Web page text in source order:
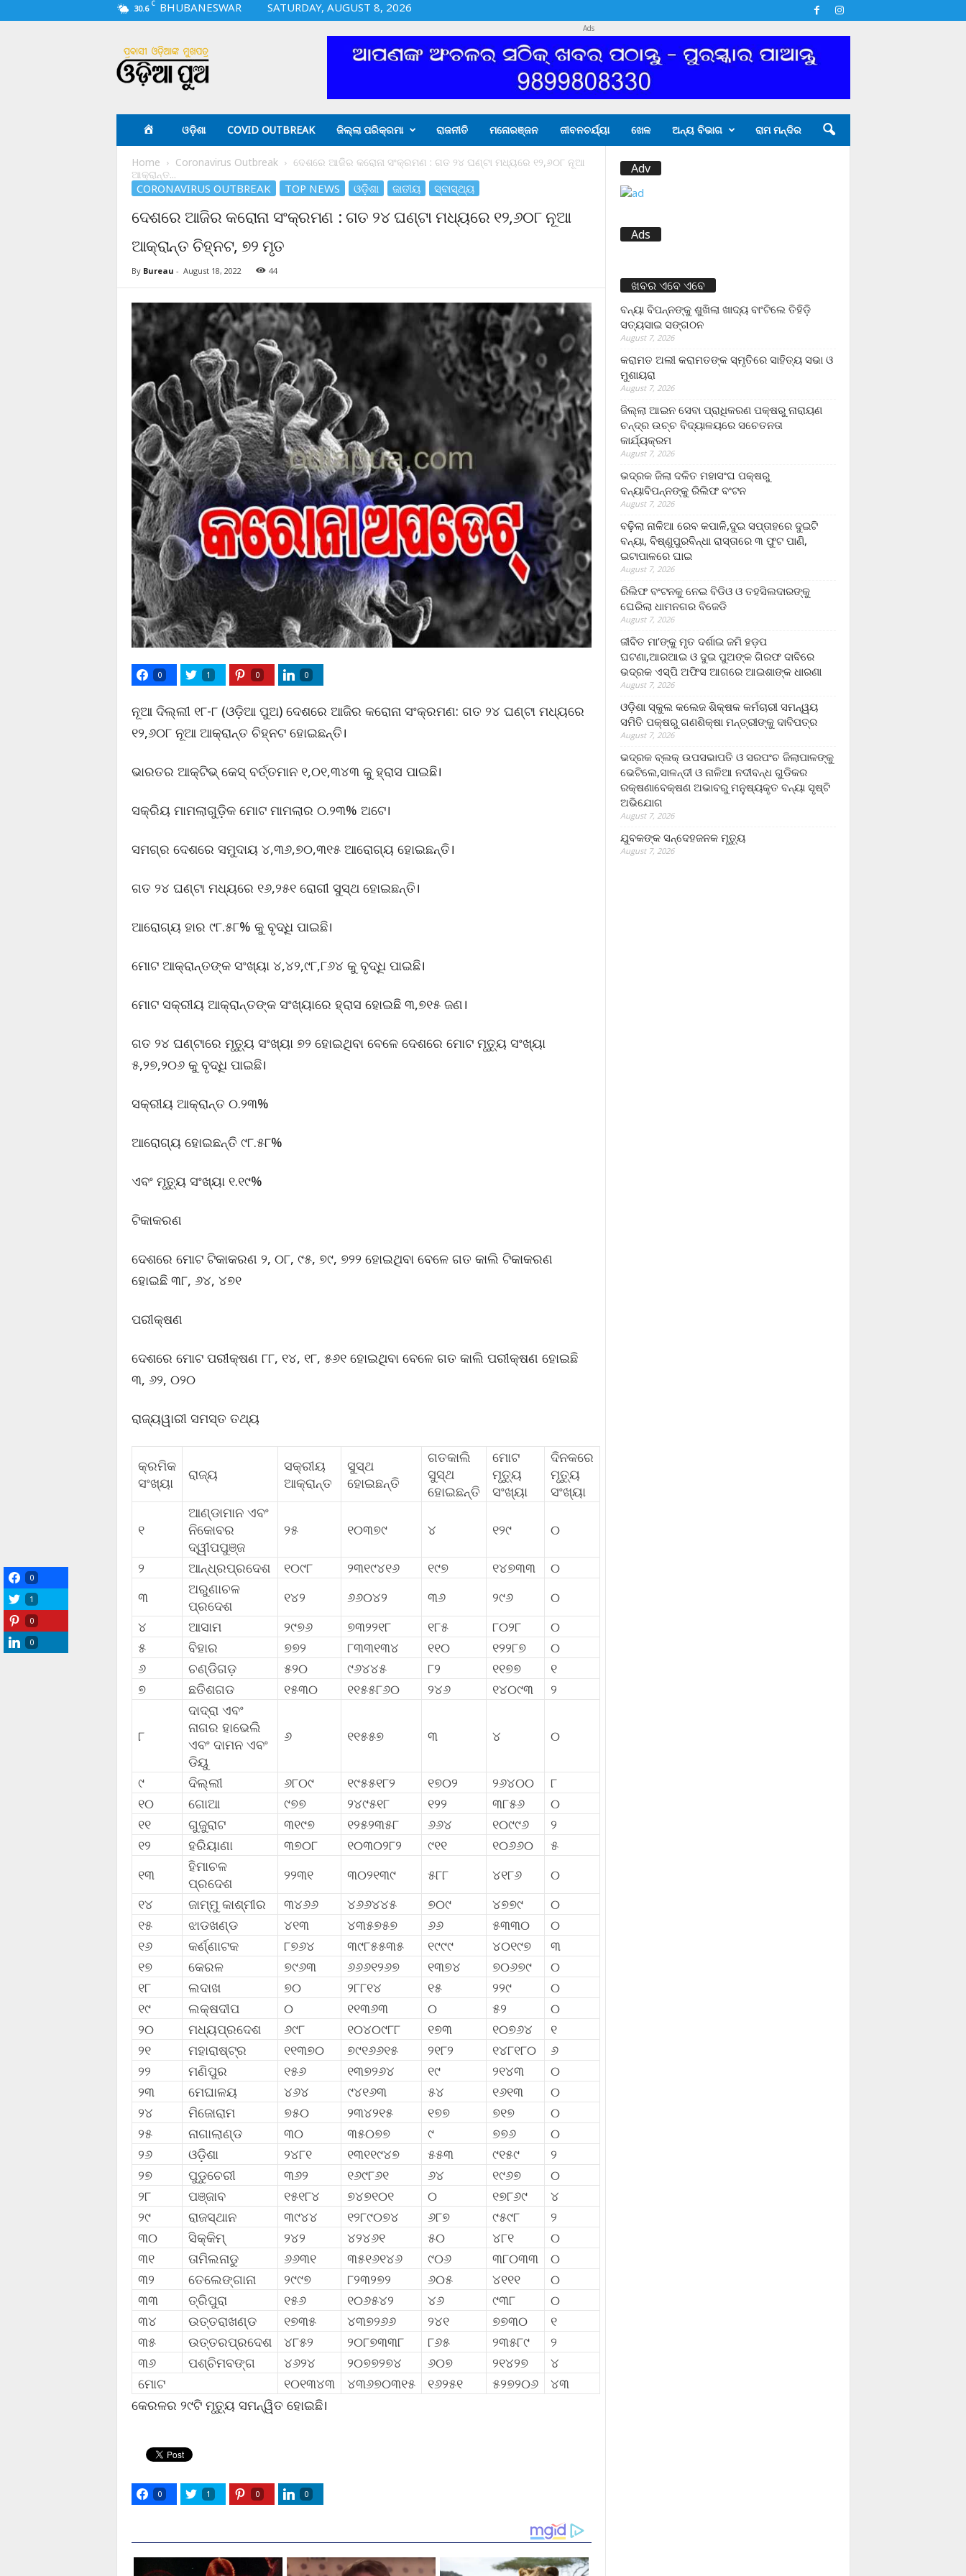
30.6 C BHUBANESWAR
SATURDAY, AUGUST 8, 2026
i
a
Ads
ଓଡ଼ିଶା COVID OUTBREAK ଜିଲ୍ଲା ପରିକ୍ରମା ରାଜନୀତି ମନୋରଞ୍ଜନ ଜୀବନଚର୍ଯ୍ୟା ଖେଳ ଅନ୍ୟ ବିଭାଗ ରାମ ମନ୍ଦିର
Home Coronavirus Outbreak
ଦେଶରେ ଆଜିର କରୋନା ସଂକ୍ରମଣ : ଗତ ୨୪ ଘଣ୍ଟା ମଧ୍ୟରେ ୧୨,୬୦୮ ନୂଆ
ଆକ୍ରାନ୍ତ...
CORONAVIRUS OUTBREAK TOP NEWS ଓଡ଼ିଶା ଜାତୀୟ ସ୍ବାସ୍ଥ୍ୟ
ଦେଶରେ ଆଜିର କରୋନା ସଂକ୍ରମଣ : ଗତ ୨୪ ଘଣ୍ଟା ମଧ୍ୟରେ ୧୨,୬୦୮ ନୂଆ
ଆକ୍ରାନ୍ତ ଚିହ୍ନଟ, ୭୨ ମୃତ
By Bureau - August 18, 2022 44
0 1 0 0
ନୂଆ ଦିଲ୍ଲୀ ୧୮-୮ (ଓଡ଼ିଆ ପୁଅ) ଦେଶରେ ଆଜିର କରୋନା ସଂକ୍ରମଣ: ଗତ ୨୪ ଘଣ୍ଟା ମଧ୍ୟରେ
୧୨,୬୦୮ ନୂଆ ଆକ୍ରାନ୍ତ ଚିହ୍ନଟ ହୋଇଛନ୍ତି।
ଭାରତର ଆକ୍ଟିଭ୍ କେସ୍ ବର୍ତ୍ତମାନ ୧,୦୧,୩୪୩ କୁ ହ୍ରାସ ପାଇଛି।
ସକ୍ରିୟ ମାମଲାଗୁଡ଼ିକ ମୋଟ ମାମଲାର ୦.୨୩% ଅଟେ।
ସମଗ୍ର ଦେଶରେ ସମୁଦାୟ ୪,୩୬,୭୦,୩୧୫ ଆରୋଗ୍ୟ ହୋଇଛନ୍ତି।
ଗତ ୨୪ ଘଣ୍ଟା ମଧ୍ୟରେ ୧୬,୨୫୧ ରୋଗୀ ସୁସ୍ଥ ହୋଇଛନ୍ତି।
ଆରୋଗ୍ୟ ହାର ୯୮.୫୮% କୁ ବୃଦ୍ଧି ପାଇଛି।
ମୋଟ ଆକ୍ରାନ୍ତଙ୍କ ସଂଖ୍ୟା ୪,୪୨,୯୮,୮୬୪ କୁ ବୃଦ୍ଧି ପାଇଛି।
ମୋଟ ସକ୍ରୀୟ ଆକ୍ରାନ୍ତଙ୍କ ସଂଖ୍ୟାରେ ହ୍ରାସ ହୋଇଛି ୩,୭୧୫ ଜଣ।
ଗତ ୨୪ ଘଣ୍ଟାରେ ମୃତ୍ୟୁ ସଂଖ୍ୟା ୭୨ ହୋଇଥିବା ବେଳେ ଦେଶରେ ମୋଟ ମୃତ୍ୟୁ ସଂଖ୍ୟା
୫,୨୭,୨୦୬ କୁ ବୃଦ୍ଧି ପାଇଛି।
ସକ୍ରୀୟ ଆକ୍ରାନ୍ତ ୦.୨୩%
ଆରୋଗ୍ୟ ହୋଇଛନ୍ତି ୯୮.୫୮%
ଏବଂ ମୃତ୍ୟୁ ସଂଖ୍ୟା ୧.୧୯%
ଟିକାକରଣ
ଦେଶରେ ମୋଟ ଟିକାକରଣ ୨, ୦୮, ୯୫, ୭୯, ୭୨୨ ହୋଇଥିବା ବେଳେ ଗତ କାଲି ଟିକାକରଣ
ହୋଇଛି ୩୮, ୬୪, ୪୭୧
ପରୀକ୍ଷଣ
ଦେଶରେ ମୋଟ ପରୀକ୍ଷଣ ୮୮, ୧୪, ୧୮, ୫୬୧ ହୋଇଥିବା ବେଳେ ଗତ କାଲି ପରୀକ୍ଷଣ ହୋଇଛି
୩, ୬୨, ୦୨୦
ରାଜ୍ୟୱାରୀ ସମସ୍ତ ତଥ୍ୟ
କ୍ରମିକ
ସଂଖ୍ୟା
ରାଜ୍ୟ
ସକ୍ରୀୟ
ଆକ୍ରାନ୍ତ
ସୁସ୍ଥ
ହୋଇଛନ୍ତି
ଗତକାଲି
ସୁସ୍ଥ
ହୋଇଛନ୍ତି
ମୋଟ
ମୃତ୍ୟୁ
ସଂଖ୍ୟା
ଦିନକରେ
ମୃତ୍ୟୁ
ସଂଖ୍ୟା
୧
ଆଣ୍ଡାମାନ ଏବଂ
ନିକୋବର
ଦ୍ୱୀପପୁଞ୍ଜ
୨୫ ୧୦୩୭୯ ୪ ୧୨୯ ୦
୨ ଆନ୍ଧ୍ରପ୍ରଦେଶ ୧୦୯୮ ୨୩୧୯୪୧୬ ୧୯୭ ୧୪୭୩୩
୦
୩
ଅରୁଣାଚଳ
ପ୍ରଦେଶ
୧୪୨ ୬୬୦୪୨ ୩୬ ୨୯୬
୦
୪
ଆସାମ ୨୯୭୬ ୭୩୨୨୧୮ ୧୮୫ ୮୦୨୮
୦
୫
ବିହାର ୭୭୨ ୮୩୩୧୩୪ ୧୧୦ ୧୨୨୮୭
୦
୬
ଚଣ୍ଡିଗଡ଼ ୫୨୦ ୯୬୪୪୫ ୮୨ ୧୧୭୭
୧
୭
ଛତିଶଗଡ ୧୫୩୦ ୧୧୫୫୮୬୦ ୨୪୬ ୧୪୦୯୩ ୨
୮
ଦାଦ୍ରା ଏବଂ
ନାଗର ହାଭେଲି
ଏବଂ ଦାମନ ଏବଂ
ଡିୟୁ
୬ ୧୧୫୫୭ ୩ ୪ ୦
୯ ଦିଲ୍ଲୀ ୬୮୦୯ ୧୯୫୫୧୮୨ ୧୭୦୨ ୨୬୪୦୦
୮
୧୦
ଗୋଆ ୯୭୭ ୨୪୯୫୧୮ ୧୨୨ ୩୮୫୬
୦
୧୧
ଗୁଜୁରାଟ ୩୧୯୭ ୧୨୫୨୩୫୮ ୬୬୪ ୧୦୯୯୬
୨
୧୨
ହରିୟାଣା ୩୭୦୮ ୧୦୩୦୨୮୨ ୯୧୧ ୧୦୬୬୦
୫
୧୩
ହିମାଚଳ
ପ୍ରଦେଶ
୨୨୩୧ ୩୦୨୧୩୯ ୫୮୮ ୪୧୮୬
୦
୧୪
ଜାମ୍ମୁ କାଶ୍ମୀର ୩୪୬୬ ୪୬୬୪୪୫ ୭୦୯ ୪୭୭୯
୦
୧୫
ଝାଡଖଣ୍ଡ ୪୧୩ ୪୩୫୭୫୭ ୬୬ ୫୩୩୦
୦
୧୬
କର୍ଣ୍ଣାଟକ ୮୭୬୪ ୩୯୮୫୫୩୫ ୧୯୯୯ ୪୦୧୯୭
୩
୧୭
କେରଳ ୭୯୬୩ ୬୬୬୧୨୬୭ ୧୩୭୪ ୭୦୬୭୯
୦
୧୮
ଲଦାଖ ୭୦ ୨୮୮୧୪ ୧୫ ୨୨୯
୦
୧୯
ଲକ୍ଷଦୀପ ୦ ୧୧୩୬୩ ୦ ୫୨
୦
୨୦
ମଧ୍ୟପ୍ରଦେଶ ୬୯୮ ୧୦୪୦୯୮୮ ୧୭୩ ୧୦୭୬୪
୧
୨୧
ମହାରାଷ୍ଟ୍ର ୧୧୩୭୦ ୭୯୧୬୬୧୫ ୨୧୮୨ ୧୪୮୧୮୦
୬
୨୨
ମଣିପୁର ୧୫୬ ୧୩୭୨୬୪ ୧୯ ୨୧୪୩
୦
୨୩
ମେଘାଳୟ ୪୬୪ ୯୪୧୬୩ ୫୪ ୧୬୧୩
୦
୨୪
ମିଜୋରାମ ୭୫୦ ୨୩୪୨୧୫ ୧୭୭ ୭୧୭
୦
୨୫
ନାଗାଲାଣ୍ଡ ୩୦ ୩୫୦୭୭ ୯ ୭୭୬
୦
୨୬
ଓଡ଼ିଶା ୨୪୮୧ ୧୩୧୧୯୪୭ ୫୫୩ ୯୧୫୯
୨
୨୭
ପୁଡୁଚେରୀ ୩୬୨ ୧୬୯୮୬୧ ୬୪ ୧୯୬୭
୦
୨୮
ପଞ୍ଜାବ ୧୫୧୮୪ ୭୪୭୧୦୧ ୦ ୧୭୮୬୯
୪
୨୯
ରାଜସ୍ଥାନ ୩୯୪୪ ୧୨୮୯୦୭୪ ୬୮୭ ୯୫୯୮
୨
୩୦
ସିକ୍କିମ୍ ୨୪୨ ୪୨୪୬୧ ୫୦ ୪୮୧
୦
୩୧
ତାମିଲନାଡୁ ୬୬୩୧ ୩୫୧୬୧୪୬ ୯୦୬ ୩୮୦୩୩
୦
୩୨
ତେଲେଙ୍ଗାନା ୨୯୯୭ ୮୨୩୨୭୨ ୬୦୫ ୪୧୧୧
୦
୩୩
ତ୍ରିପୁରା ୧୫୬ ୧୦୬୫୪୨ ୪୬ ୯୩୮
୦
୩୪
ଉତ୍ତରାଖଣ୍ଡ ୧୭୩୫ ୪୩୭୨୬୬ ୨୪୧ ୭୭୩୦
୧
୩୫
ଉତ୍ତରପ୍ରଦେଶ ୪୮୫୨ ୨୦୮୭୩୩୮ ୮୬୫ ୨୩୫୮୯
୨
୩୬
ପଶ୍ଚିମବଙ୍ଗ ୪୬୨୪ ୨୦୭୭୨୭୪ ୬୦୭ ୨୧୪୨୭
୪
ମୋଟ
୧୦୧୩୪୩ ୪୩୬୭୦୩୧୫ ୧୬୨୫୧ ୫୨୭୨୦୬
୪୩
କେରଳର ୨୯ଟି ମୃତ୍ୟୁ ସମନ୍ୱିତ ହୋଇଛି।
0 1 0 0
Adv
Ads
ଖବର ଏବେ ଏବେ
ବନ୍ୟା ବିପନ୍ନଙ୍କୁ ଶୁଖିଲା ଖାଦ୍ୟ ବାଂଟିଲେ ତିହିଡି଼
ସତ୍ୟସାଇ ସଙ୍ଗଠନ
August 7, 2026
କରାମତ ଅଲୀ କରାମତଙ୍କ ସ୍ମୃତିରେ ସାହିତ୍ୟ ସଭା ଓ
ମୁଶାୟରା
August 7, 2026
ଜିଲ୍ଲା ଆଇନ ସେବା ପ୍ରାଧିକରଣ ପକ୍ଷରୁ ନାରାୟଣ
ଚନ୍ଦ୍ର ଉଚ୍ଚ ବିଦ୍ୟାଳୟରେ ସଚେତନତା
କାର୍ଯ୍ୟକ୍ରମ
August 7, 2026
ଭଦ୍ରକ ଜିଲା ଦଳିତ ମହାସଂଘ ପକ୍ଷରୁ
ବନ୍ୟାବିପନ୍ନଙ୍କୁ ରିଲିଫ ବଂଟନ
August 7, 2026
ବଢ଼ିଲା ନାଳିଆ ରେବ କପାଳି,ଦୁଇ ସପ୍ତାହରେ ଦୁଇଟି
ବନ୍ୟା, ବିଷ୍ଣୁପୁରବିନ୍ଧା ରାସ୍ତାରେ ୩ ଫୁଟ ପାଣି,
ଇଟାପାଳରେ ଘାଇ
August 7, 2026
ରିଲିଫ ବଂଟନକୁ ନେଇ ବିଡିଓ ଓ ତହସିଲଦାରଙ୍କୁ
ଘେରିଲା ଧାମନଗର ବିଜେଡି
August 7, 2026
ଜୀବିତ ମା’ଙ୍କୁ ମୃତ ଦର୍ଶାଇ ଜମି ହଡ଼ପ
ଘଟଣା,ଆରଆଇ ଓ ଦୁଇ ପୁଅଙ୍କ ଗିରଫ ଦାବିରେ
ଭଦ୍ରକ ଏସ୍‌ପି ଅଫିସ ଆଗରେ ଆଇଶାଙ୍କ ଧାରଣା
August 7, 2026
ଓଡ଼ିଶା ସ୍କୁଲ କଲେଜ ଶିକ୍ଷକ କର୍ମଚାରୀ ସମନ୍ୱୟ
ସମିତି ପକ୍ଷରୁ ଗଣଶିକ୍ଷା ମନ୍ତ୍ରୀଙ୍କୁ ଦାବିପତ୍ର
August 7, 2026
ଭଦ୍ରକ ବ୍ଲକ୍ ଉପସଭାପତି ଓ ସରପଂଚ ଜିଲାପାଳଙ୍କୁ
ଭେଟିଲେ,ସାଳନ୍ଦୀ ଓ ନାଳିଆ ନଦୀବନ୍ଧ ଗୁଡିକର
ରକ୍ଷଣାବେକ୍ଷଣ ଅଭାବରୁ ମନୁଷ୍ୟକୃତ ବନ୍ୟା ସୃଷ୍ଟି
ଅଭିଯୋଗ
August 7, 2026
ଯୁବକଙ୍କ ସନ୍ଦେହଜନକ ମୃତ୍ୟୁ
August 7, 2026
0
1
0
0